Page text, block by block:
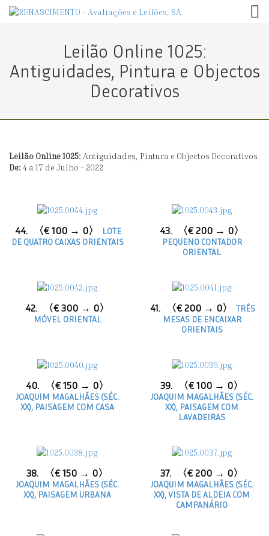
Leilão Online 1025:
Antiguidades, Pintura e Objectos
Decorativos
Leilão Online 1025: Antiguidades, Pintura e Objectos Decorativos
De: 4 a 17 de Julho - 2022
44. 〈€ 100 → 0〉
LOTE
DE QUATRO CAIXAS ORIENTAIS
43. 〈€ 200 → 0〉
PEQUENO CONTADOR
ORIENTAL
42. 〈€ 300 → 0〉
MÓVEL ORIENTAL
41. 〈€ 200 → 0〉
TRÊS
MESAS DE ENCAIXAR
ORIENTAIS
40. 〈€ 150 → 0〉
JOAQUIM MAGALHÃES (SÉC.
XX), PAISAGEM COM CASA
39. 〈€ 100 → 0〉
JOAQUIM MAGALHÃES (SÉC.
XX), PAISAGEM COM
LAVADEIRAS
38. 〈€ 150 → 0〉
JOAQUIM MAGALHÃES (SÉC.
XX), PAISAGEM URBANA
37. 〈€ 200 → 0〉
JOAQUIM MAGALHÃES (SÉC.
XX), VISTA DE ALDEIA COM
CAMPANÁRIO